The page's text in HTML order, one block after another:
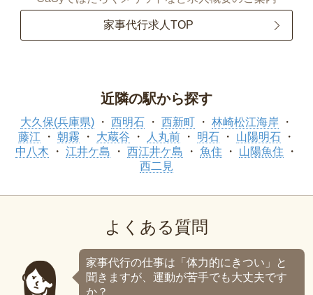
家事代行求人TOP
近隣の駅から探す
大久保(兵庫県) 西明石 西新町
林崎松江海岸
藤江
朝霧 大蔵谷 人丸前 明石
山陽明石
中八木
江井ケ島 西江井ケ島 魚住
山陽魚住
西二見
よくある質問
家事代行の仕事は「体力的にきつい」と
聞きますが、運動が苦手でも大丈夫です
か？